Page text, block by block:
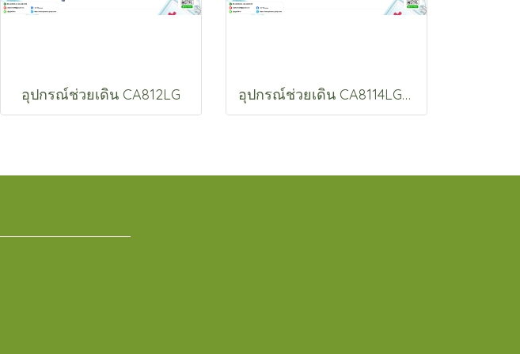
อุปกรณ์ช่วยเดิน CA812LG อุปกรณ์ช่วยเดิน CA8114LG-44